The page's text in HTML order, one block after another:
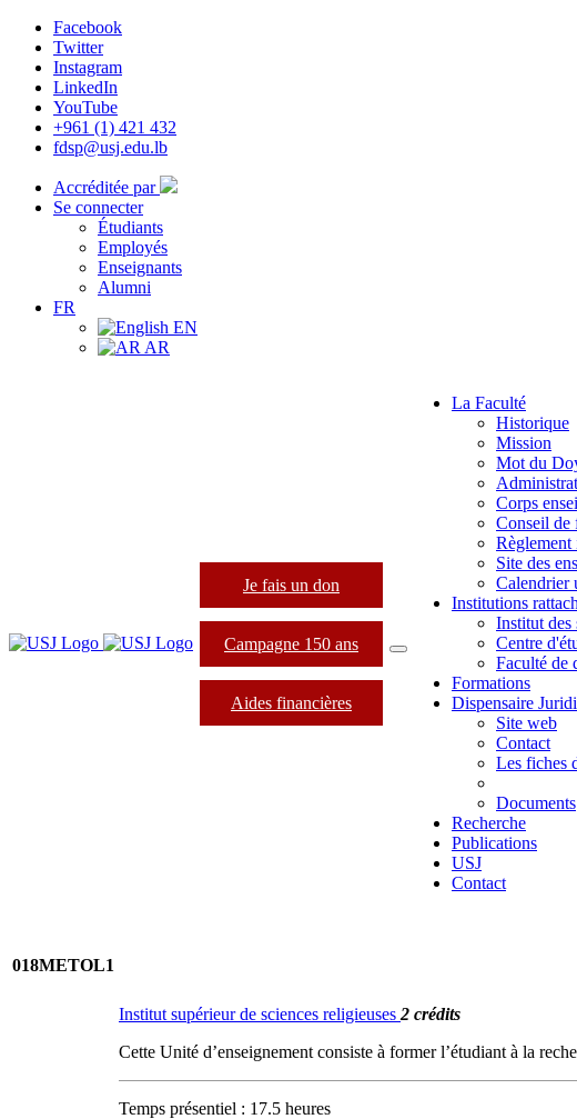
Facebook
Twitter
Instagram
LinkedIn
YouTube
+961 (1) 421 432
fdsp@usj.edu.lb
Accréditée par
Se connecter
Étudiants
Employés
Enseignants
Alumni
FR
EN
AR
Je fais un don
Campagne 150 ans
Aides financières
La Faculté
Historique
Mission
Mot du
Corps
Conseil de
Règlement
Site des
Calendrier
Institutions
Institut des
Centre
Faculté de
Formations
Dispensaire
Site web
Contact
Les fiches
Documents
Recherche
Publications
USJ
Contact
018METOL1
Institut supérieur de sciences religieuses 2 crédits
Cette Unité d’enseignement consiste à former l’étudiant à la
Temps présentiel : 17.5 heures